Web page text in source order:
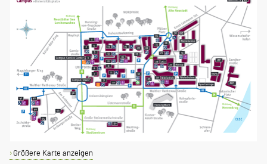
Größere Karte anzeigen